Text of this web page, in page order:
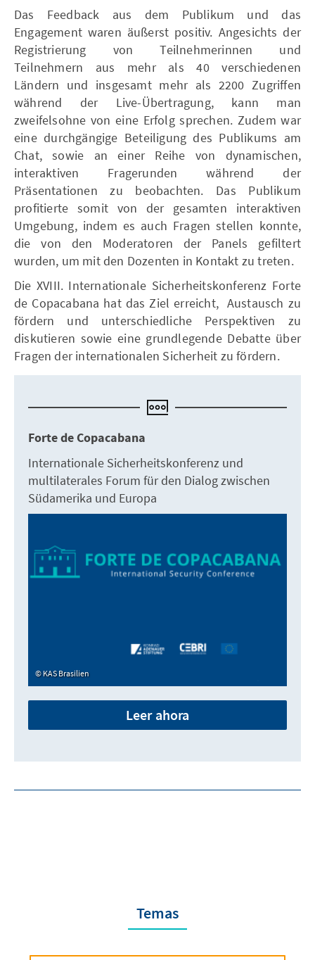
Das Feedback aus dem Publikum und das
Engagement waren äußerst positiv. Angesichts der
Registrierung von Teilnehmerinnen und
Teilnehmern aus mehr als 40 verschiedenen
Ländern und insgesamt mehr als 2200 Zugriffen
während der Live-Übertragung, kann man
zweifelsohne von eine Erfolg sprechen. Zudem war
eine durchgängige Beteiligung des Publikums am
Chat, sowie an einer Reihe von dynamischen,
interaktiven Fragerunden während der
Präsentationen zu beobachten. Das Publikum
profitierte somit von der gesamten interaktiven
Umgebung, indem es auch Fragen stellen konnte,
die von den Moderatoren der Panels gefiltert
wurden, um mit den Dozenten in Kontakt zu treten.
Die XVIII. Internationale Sicherheitskonferenz Forte
de Copacabana hat das Ziel erreicht, Austausch zu
fördern und unterschiedliche Perspektiven zu
diskutieren sowie eine grundlegende Debatte über
Fragen der internationalen Sicherheit zu fördern.
Forte de Copacabana
Internationale Sicherheitskonferenz und
multilaterales Forum für den Dialog zwischen
Südamerika und Europa
KAS Brasilien
Leer ahora
Temas